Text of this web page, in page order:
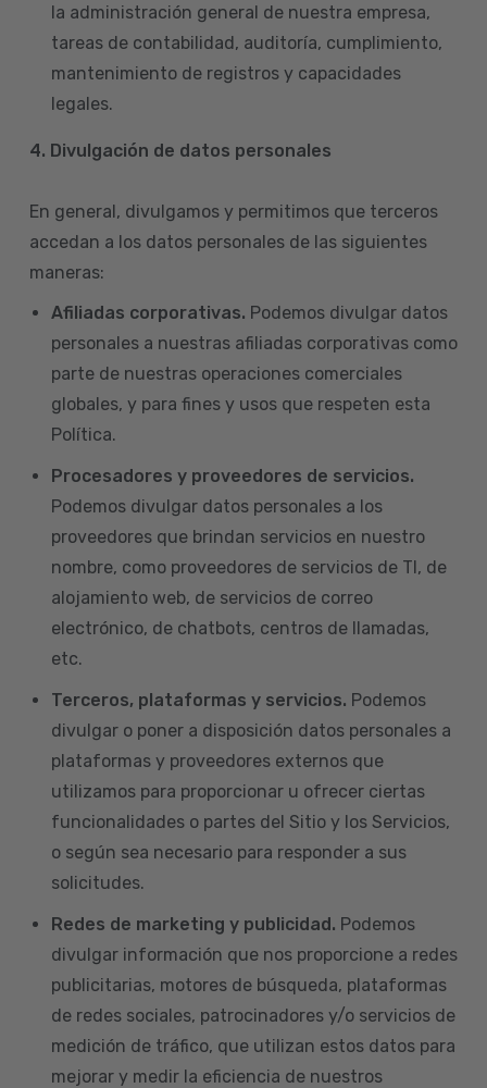
la administración general de nuestra empresa,
tareas de contabilidad, auditoría, cumplimiento,
mantenimiento de registros y capacidades
legales.
4. Divulgación de datos personales
En general, divulgamos y permitimos que terceros
accedan a los datos personales de las siguientes
maneras:
Afiliadas corporativas. Podemos divulgar datos
personales a nuestras afiliadas corporativas como
parte de nuestras operaciones comerciales
globales, y para fines y usos que respeten esta
Política.
Procesadores y proveedores de servicios.
Podemos divulgar datos personales a los
proveedores que brindan servicios en nuestro
nombre, como proveedores de servicios de TI, de
alojamiento web, de servicios de correo
electrónico, de chatbots, centros de llamadas,
etc.
Terceros, plataformas y servicios. Podemos
divulgar o poner a disposición datos personales a
plataformas y proveedores externos que
utilizamos para proporcionar u ofrecer ciertas
funcionalidades o partes del Sitio y los Servicios,
o según sea necesario para responder a sus
solicitudes.
Redes de marketing y publicidad. Podemos
divulgar información que nos proporcione a redes
publicitarias, motores de búsqueda, plataformas
de redes sociales, patrocinadores y/o servicios de
medición de tráfico, que utilizan estos datos para
mejorar y medir la eficiencia de nuestros